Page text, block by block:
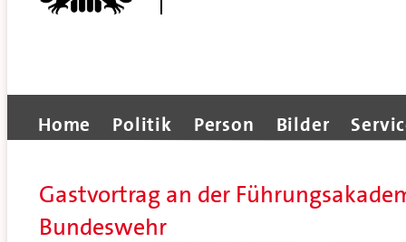
Home Politik Person Bilder
Gastvortrag an der
Bundeswehr